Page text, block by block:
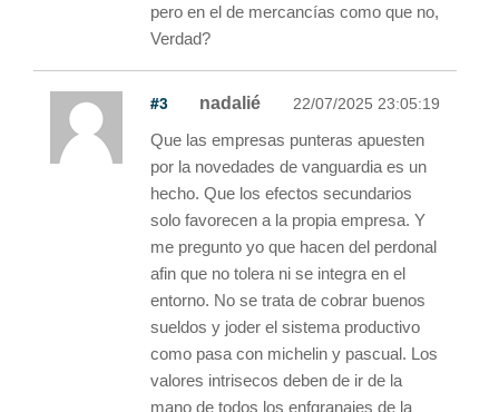
pero en el de mercancías como que no,
Verdad?
#3 nadalié 22/07/2025 23:05:19
Que las empresas punteras apuesten
por la novedades de vanguardia es un
hecho. Que los efectos secundarios
solo favorecen a la propia empresa. Y
me pregunto yo que hacen del perdonal
afin que no tolera ni se integra en el
entorno. No se trata de cobrar buenos
sueldos y joder el sistema productivo
como pasa con michelin y pascual. Los
valores intrisecos deben de ir de la
mano de todos los enfgranajes de la